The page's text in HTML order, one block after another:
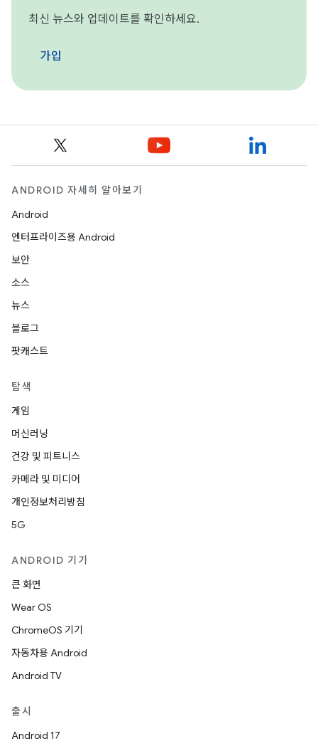
최신 뉴스와 업데이트를 확인하세요.
가입
ANDROID 자세히 알아보기
Android
엔터프라이즈용 Android
보안
소스
뉴스
블로그
팟캐스트
탐색
게임
머신러닝
건강 및 피트니스
카메라 및 미디어
개인정보처리방침
5G
ANDROID 기기
큰 화면
Wear OS
ChromeOS 기기
자동차용 Android
Android TV
출시
Android 17